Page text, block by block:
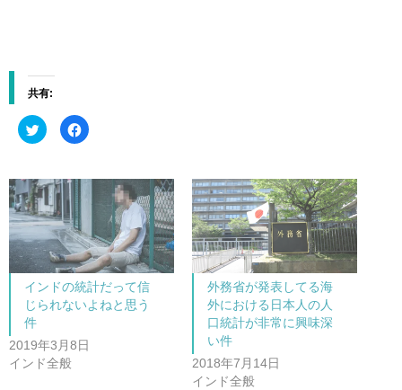
共有:
ク
リ
て
T
w
i
t
e
r
で
共
有
(
新
ウ
ィ
ン
F
a
o
有
す
る
に
は
ク
リ
ッ
て
く
インドの統計だって信
じられないよねと思う
件
2019年3月8日
インド全般
外務省が発表してる海
外における日本人の人
口統計が非常に興味深
い件
2018年7月14日
インド全般